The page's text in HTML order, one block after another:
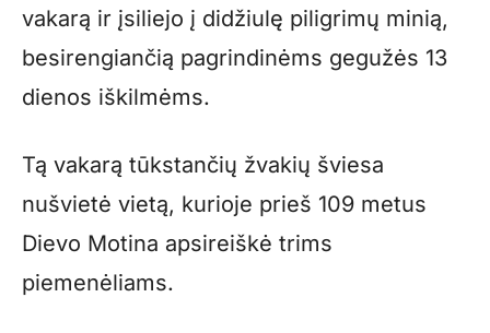
vakarą ir įsiliejo į didžiulę piligrimų minią,
besirengiančią pagrindinėms gegužės 13
dienos iškilmėms.
Tą vakarą tūkstančių žvakių šviesa
nušvietė vietą, kurioje prieš 109 metus
Dievo Motina apsireiškė trims
piemenėliams.